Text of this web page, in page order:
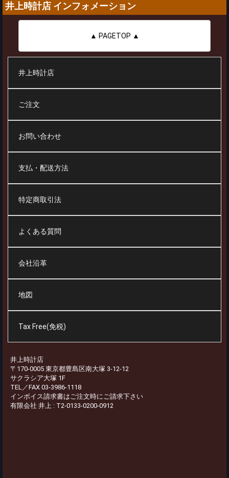
井上時計店 インフォメーション
▲ PAGETOP ▲
井上時計店
ご注文
お問い合わせ
支払・配送方法
特定商取引法
よくある質問
会社沿革
地図
Tax Free(免税)
井上時計店
〒170-0005 東京都豊島区南大塚 3-12-12
サクラシア大塚 1F
TEL／FAX 03-3986-1118
インボイス請求書はご注文時にご請求下さい
有限会社 井上 : T2-0133-0200-0912